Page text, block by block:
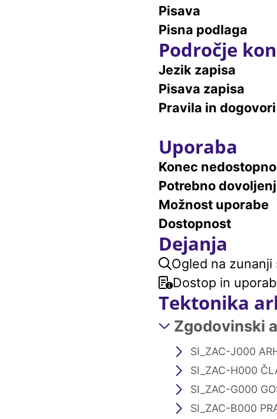
Pisava
Pisna podlaga
Področje
Jezik zapisa
Pisava zapisa
Pravila in dogovori
Uporaba
Konec
Potrebno
Možnost uporabe
Dostopnost
Dejanja
Ogled na
Dostop in
Tektonika
Zgodovinski
SI_ZAC-J000
SI_ZAC-H000
SI_ZAC-G000
SI_ZAC-B000